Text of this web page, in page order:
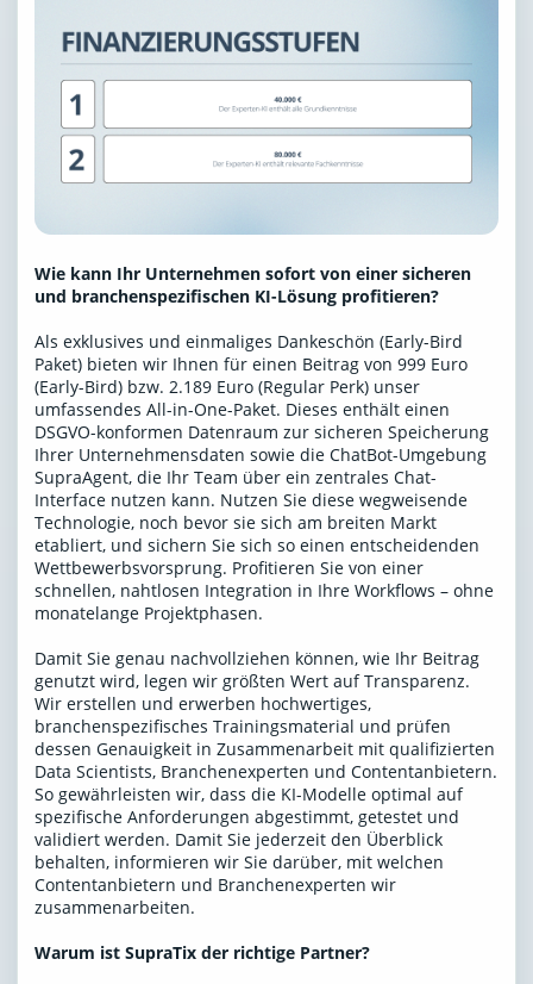
Wie kann Ihr Unternehmen sofort von einer sicheren
und branchenspezifischen KI-Lösung profitieren?
Als exklusives und einmaliges Dankeschön (Early-Bird
Paket) bieten wir Ihnen für einen Beitrag von 999 Euro
(Early-Bird) bzw. 2.189 Euro (Regular Perk) unser
umfassendes All-in-One-Paket. Dieses enthält einen
DSGVO-konformen Datenraum zur sicheren Speicherung
Ihrer Unternehmensdaten sowie die ChatBot-Umgebung
SupraAgent, die Ihr Team über ein zentrales Chat-
Interface nutzen kann. Nutzen Sie diese wegweisende
Technologie, noch bevor sie sich am breiten Markt
etabliert, und sichern Sie sich so einen entscheidenden
Wettbewerbsvorsprung. Profitieren Sie von einer
schnellen, nahtlosen Integration in Ihre Workflows – ohne
monatelange Projektphasen.
Damit Sie genau nachvollziehen können, wie Ihr Beitrag
genutzt wird, legen wir größten Wert auf Transparenz.
Wir erstellen und erwerben hochwertiges,
branchenspezifisches Trainingsmaterial und prüfen
dessen Genauigkeit in Zusammenarbeit mit qualifizierten
Data Scientists, Branchenexperten und Contentanbietern.
So gewährleisten wir, dass die KI-Modelle optimal auf
spezifische Anforderungen abgestimmt, getestet und
validiert werden. Damit Sie jederzeit den Überblick
behalten, informieren wir Sie darüber, mit welchen
Contentanbietern und Branchenexperten wir
zusammenarbeiten.
Warum ist SupraTix der richtige Partner?